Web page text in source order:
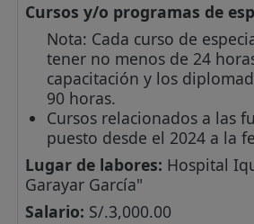
Cursos y/o programas de
Nota: Cada curso de
tener no menos de 24
capacitación y los
90 horas.
Cursos relacionados a las
puesto desde el 2024 a la
Lugar de labores: Hospital
Garayar García"
Salario: S/.3,000.00